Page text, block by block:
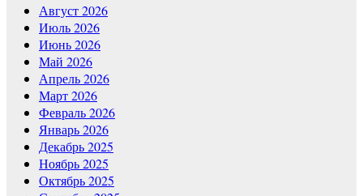
Август 2026
Июль 2026
Июнь 2026
Май 2026
Апрель 2026
Март 2026
Февраль 2026
Январь 2026
Декабрь 2025
Ноябрь 2025
Октябрь 2025